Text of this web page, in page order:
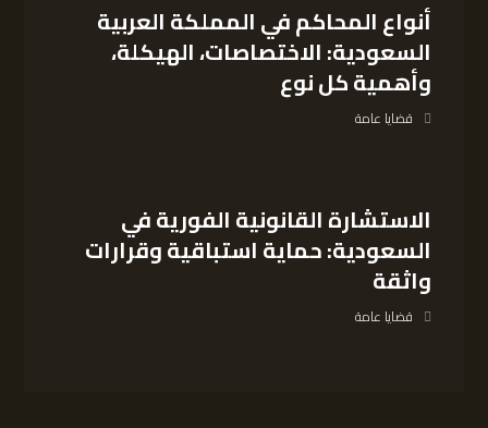
أنواع المحاكم في المملكة العربية
السعودية: الاختصاصات، الهيكلة،
وأهمية كل نوع
قضايا عامة
الاستشارة القانونية الفورية في
السعودية: حماية استباقية وقرارات
واثقة
قضايا عامة